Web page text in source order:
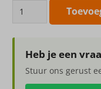
Lelie
80cm
rood
groen
aantal
Heb je een
Stuur ons gerust